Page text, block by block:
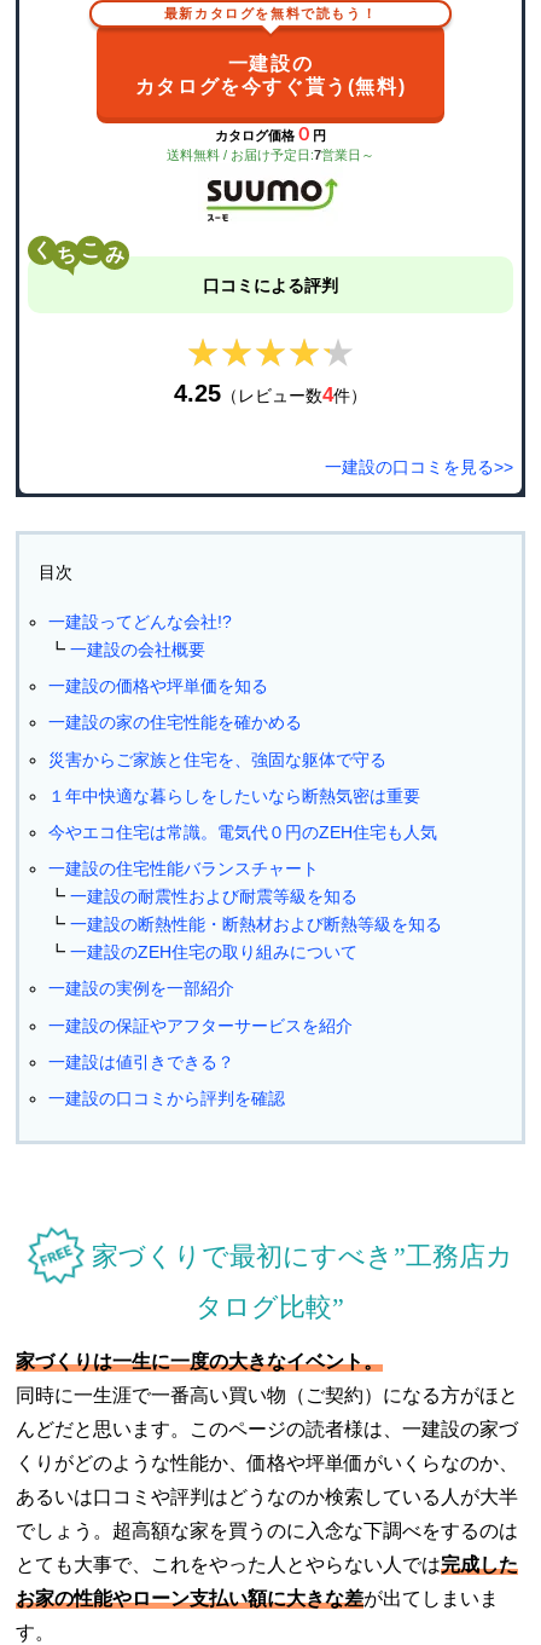
最新カタログを無料で読もう！
一建設の
カタログを今すぐ貰う(無料)
カタログ価格 ０ 円
送料無料 / お届け予定日:7営業日～
く こ
口コミによる評判
★★★★★
★★★★★
4.25 （レビュー数4件）
一建設の口コミを見る>>
目次
一建設ってどんな会社!?
一建設の会社概要
一建設の価格や坪単価を知る
一建設の家の住宅性能を確かめる
災害からご家族と住宅を、強固な躯体で守る
１年中快適な暮らしをしたいなら断熱気密は重要
今やエコ住宅は常識。電気代０円のZEH住宅も人気
一建設の住宅性能バランスチャート
一建設の耐震性および耐震等級を知る
一建設の断熱性能・断熱材および断熱等級を知る
一建設のZEH住宅の取り組みについて
一建設の実例を一部紹介
一建設の保証やアフターサービスを紹介
一建設は値引きできる？
一建設の口コミから評判を確認